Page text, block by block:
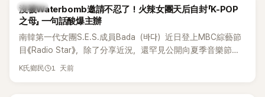
當年情況，李智惠終於鬆口坦言，當時確實被質疑動過隆胸手
術。她回憶：「拍了比基尼照片之後，就開始被說是不是去隆乳
了。」為了澄清誤會，她只好親自站出來說清楚。 李智惠進一步
解釋，當時隆胸手術幾乎只有「腋下切開」一種方式，「所以我就
想，既然一直說我有做，那我乾脆把腋下給大家看，證明我根
K-POP
沒被Waterbomb邀請不忍了！火辣女團天后自封「K-POP
之母」 一句話酸爆主辦
南韓第一代女團S.E.S.成員Bada（바다）近日登上MBC綜藝節
目《Radio Star》，除了分享近況，還罕見公開向夏季音樂節
Waterbomb喊話，笑稱自己至今從未受邀演出，更幽默表示：
K氏鄉民 1 天前